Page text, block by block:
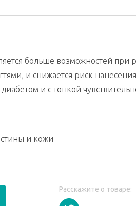
больше возможностей при
и снижается риск
и с тонкой
и кожи
Расскажите о товаре: